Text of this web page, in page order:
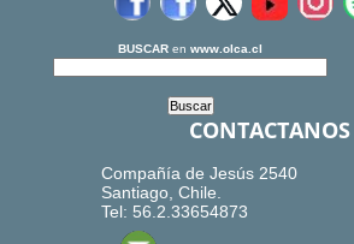
BUSCAR en www.olca.cl
CONTACTANOS
Compañía de Jesús 2540
Santiago, Chile.
Tel: 56.2.33654873